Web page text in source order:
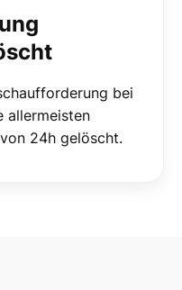
bei
allermeisten
24h gelöscht.